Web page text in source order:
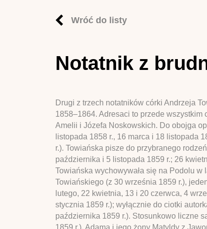
Wróć do listy
Notatnik z
Drugi z trzech notatników córki Andrzeja
1858–1864. Adresaci to przede wszystkim
Amelii i Józefa Noskowskich. Do obojga
listopada 1858 r., 16 marca i 18 listopada
r.). Towiańska pisze do przybranego
października i 5 listopada 1859 r.; 26
Towiańska wychowywała się na Podolu
Towiańskiego (z 30 września 1859 r.),
lutego, 22 kwietnia, 13 i 20 czerwca, 4
stycznia 1859 r.); wyłącznie do ciotki
października 1859 r.). Stosunkowo liczne
1859 r.), Adama i jego żony Matyldy z